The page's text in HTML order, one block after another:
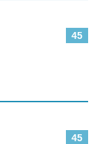
45
45